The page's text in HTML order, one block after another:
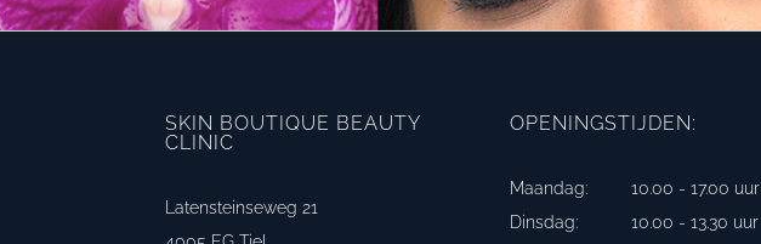
SKIN BOUTIQUE BEAUTY
CLINIC
Latensteinseweg 21
OPENINGSTIJDEN:
Maandag: 10.00 - 17.00 uur
Dinsdag: 10.00 - 13.30 uur